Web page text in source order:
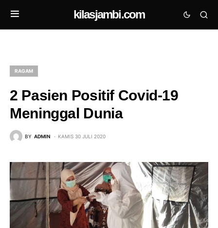
kilasjambi.com
RAGAM
2 Pasien Positif Covid-19
Meninggal Dunia
BY ADMIN KAMIS 30 JULI 2020